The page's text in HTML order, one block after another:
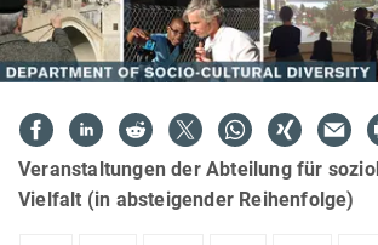
Veranstaltungen der Abteilung für
Vielfalt (in absteigender Reihenfolge)